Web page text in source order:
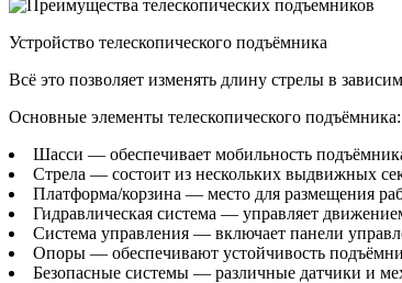
Устройство телескопического подъёмника
Всё это позволяет изменять длину стрелы в
Основные элементы телескопического подъёмника:
Шасси — обеспечивает мобильность
Стрела — состоит из нескольких выдвижных
Платформа/корзина — место для размещения
Гидравлическая система — управляет
Система управления — включает панели
Опоры — обеспечивают устойчивость
Безопасные системы — различные датчики и